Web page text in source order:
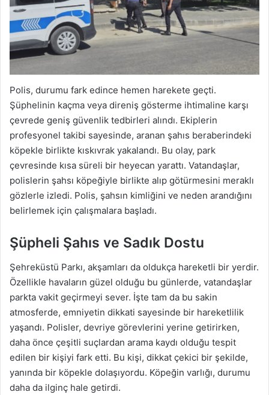
Polis, durumu fark edince hemen harekete geçti.
Şüphelinin kaçma veya direniş gösterme ihtimaline karşı
çevrede geniş güvenlik tedbirleri alındı. Ekiplerin
profesyonel takibi sayesinde, aranan şahıs beraberindeki
köpekle birlikte kıskıvrak yakalandı. Bu olay, park
çevresinde kısa süreli bir heyecan yarattı. Vatandaşlar,
polislerin şahsı köpeğiyle birlikte alıp götürmesini meraklı
gözlerle izledi. Polis, şahsın kimliğini ve neden arandığını
belirlemek için çalışmalara başladı.
Şüpheli Şahıs ve Sadık Dostu
Şehreküstü Parkı, akşamları da oldukça hareketli bir yerdir.
Özellikle havaların güzel olduğu bu günlerde, vatandaşlar
parkta vakit geçirmeyi sever. İşte tam da bu sakin
atmosferde, emniyetin dikkati sayesinde bir hareketlilik
yaşandı. Polisler, devriye görevlerini yerine getirirken,
daha önce çeşitli suçlardan arama kaydı olduğu tespit
edilen bir kişiyi fark etti. Bu kişi, dikkat çekici bir şekilde,
yanında bir köpekle dolaşıyordu. Köpeğin varlığı, durumu
daha da ilginç hale getirdi.